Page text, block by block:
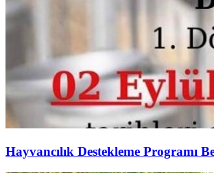
Hayvancılık Destekleme Programı